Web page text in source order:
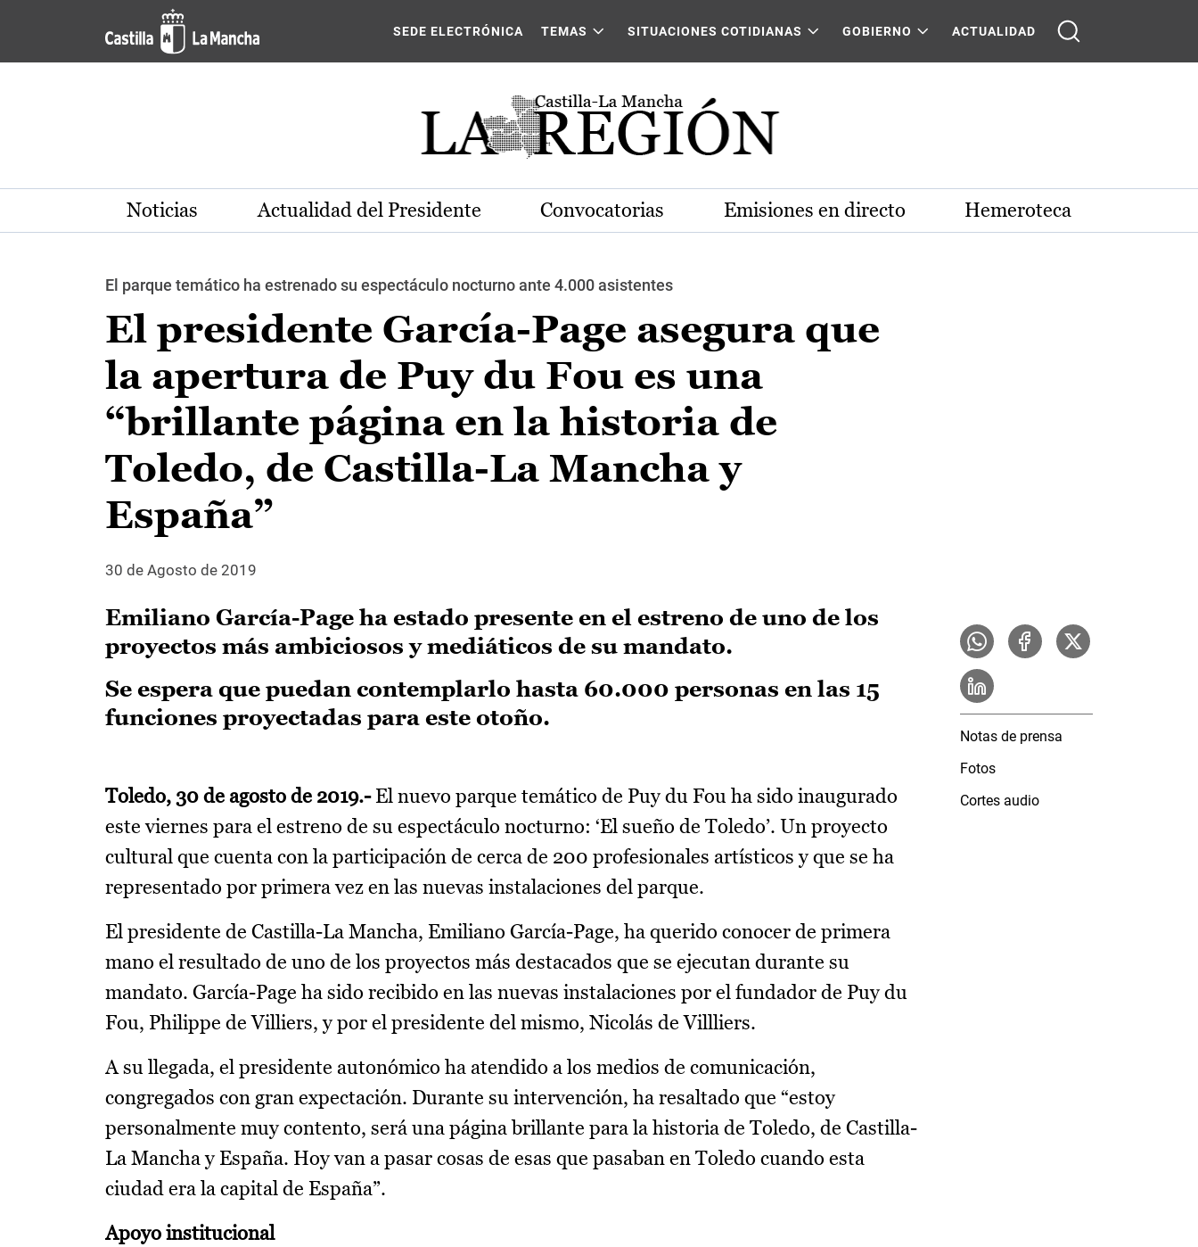
Pasar al contenido principal
SEDE ELECTRÓNICA TEMAS SITUACIONES COTIDIANAS GOBIERNO ACTUALIDAD
Noticias Actualidad del Presidente Convocatorias Emisiones en directo Hemeroteca
El parque temático ha estrenado su espectáculo nocturno ante 4.000 asistentes
El presidente García-Page asegura que
la apertura de Puy du Fou es una
“brillante página en la historia de
Toledo, de Castilla-La Mancha y
España”
30 de Agosto de 2019
Emiliano García-Page ha estado presente en el estreno de uno de los
proyectos más ambiciosos y mediáticos de su mandato.
Se espera que puedan contemplarlo hasta 60.000 personas en las 15
funciones proyectadas para este otoño.
Toledo, 30 de agosto de 2019.- El nuevo parque temático de Puy du Fou ha sido inaugurado
este viernes para el estreno de su espectáculo nocturno: ‘El sueño de Toledo’. Un proyecto
cultural que cuenta con la participación de cerca de 200 profesionales artísticos y que se ha
representado por primera vez en las nuevas instalaciones del parque.
El presidente de Castilla-La Mancha, Emiliano García-Page, ha querido conocer de primera
mano el resultado de uno de los proyectos más destacados que se ejecutan durante su
mandato. García-Page ha sido recibido en las nuevas instalaciones por el fundador de Puy du
Fou, Philippe de Villiers, y por el presidente del mismo, Nicolás de Villliers.
A su llegada, el presidente autonómico ha atendido a los medios de comunicación,
congregados con gran expectación. Durante su intervención, ha resaltado que “estoy
personalmente muy contento, será una página brillante para la historia de Toledo, de Castilla-
La Mancha y España. Hoy van a pasar cosas de esas que pasaban en Toledo cuando esta
ciudad era la capital de España”.
Apoyo institucional
Notas de prensa
Fotos
Cortes audio